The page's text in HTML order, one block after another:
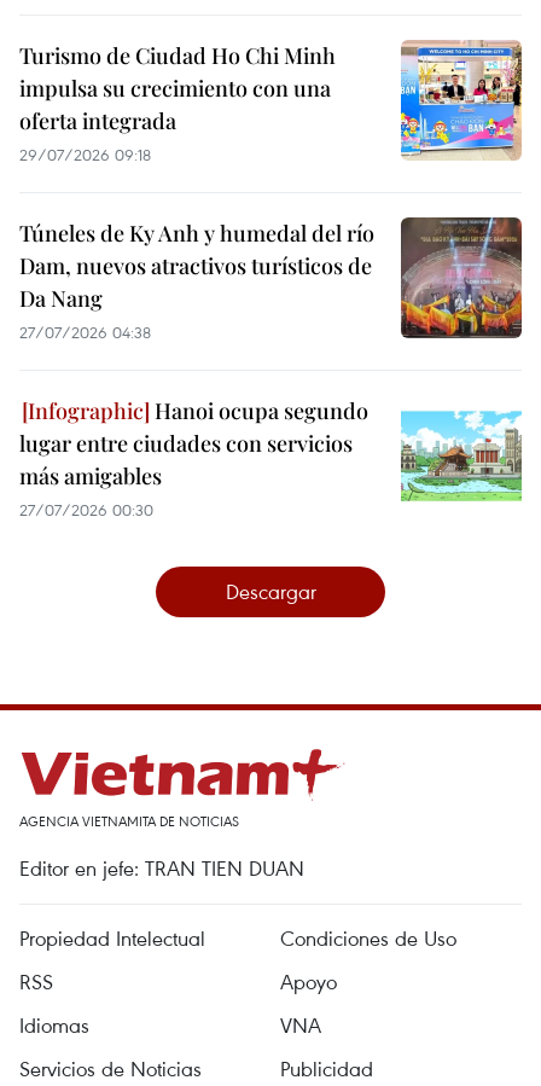
Turismo de Ciudad Ho Chi Minh
impulsa su crecimiento con una
oferta integrada
29/07/2026 09:18
Túneles de Ky Anh y humedal del río
Dam, nuevos atractivos turísticos de
Da Nang
27/07/2026 04:38
Hanoi ocupa segundo
lugar entre ciudades con servicios
más amigables
27/07/2026 00:30
Descargar
AGENCIA VIETNAMITA DE NOTICIAS
Editor en jefe: TRAN TIEN DUAN
Propiedad Intelectual
Condiciones de Uso
RSS
Apoyo
Idiomas
VNA
Servicios de Noticias
Publicidad